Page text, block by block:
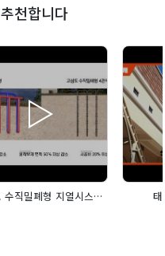
천합니다
고심도 수직밀폐형 지열시스템 딥코일300